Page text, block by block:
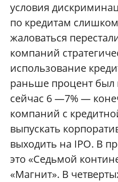
условия
по кредитам
жаловаться
компаний
использование
раньше процент был
сейчас 6 —7% —
компаний с
выпускать
выходить на IPO. В
это «Седьмой
«Магнит». В